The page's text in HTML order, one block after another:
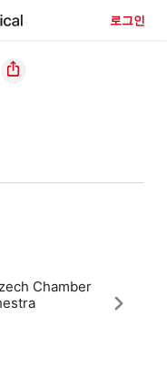
로그인
Chamber